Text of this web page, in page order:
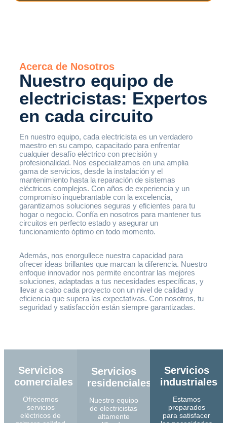
Acerca de Nosotros
Nuestro equipo de
electricistas: Expertos
en cada circuito
En nuestro equipo, cada electricista es un verdadero
maestro en su campo, capacitado para enfrentar
cualquier desafío eléctrico con precisión y
profesionalidad. Nos especializamos en una amplia
gama de servicios, desde la instalación y el
mantenimiento hasta la reparación de sistemas
eléctricos complejos. Con años de experiencia y un
compromiso inquebrantable con la excelencia,
garantizamos soluciones seguras y eficientes para tu
hogar o negocio. Confía en nosotros para mantener tus
circuitos en perfecto estado y asegurar un
funcionamiento óptimo en todo momento.
Además, nos enorgullece nuestra capacidad para
ofrecer ideas brillantes que marcan la diferencia. Nuestro
enfoque innovador nos permite encontrar las mejores
soluciones, adaptadas a tus necesidades específicas, y
llevar a cabo cada proyecto con un nivel de calidad y
eficiencia que supera las expectativas. Con nosotros, tu
seguridad y satisfacción están siempre garantizadas.
Servicios
comerciales
Ofrecemos
servicios
eléctricos de
Servicios
residenciales
Nuestro equipo
de electricistas
altamente
Servicios
industriales
Estamos
preparados
para satisfacer